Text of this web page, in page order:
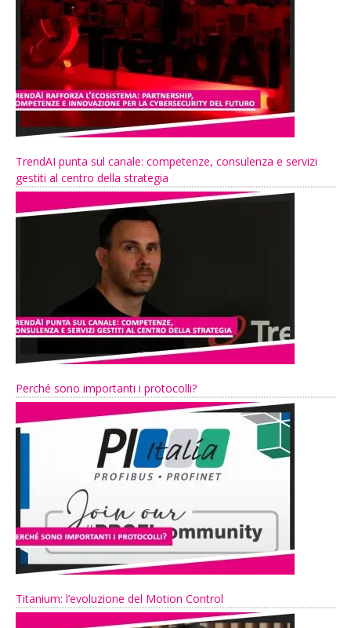
TrendAI punta sul canale: competenze, consulenza e servizi
gestiti al centro della strategia
Perché sono importanti i protocolli?
Titanium: l’evoluzione del Motion Control